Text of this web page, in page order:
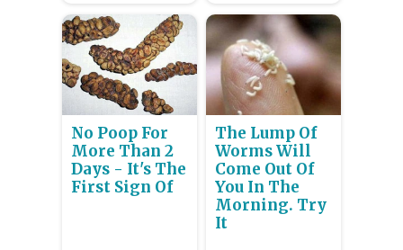
No Poop For
More Than 2
Days - It's The
First Sign Of
The Lump Of
Worms Will
Come Out Of
You In The
Morning. Try
It